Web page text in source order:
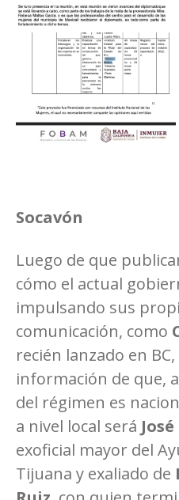
Socavón
Luego de que
cómo el actual
impulsando sus
comunicación, como
recién lanzado en
información de que,
del régimen es
a nivel local será
exoficial mayor del
Tijuana y exaliado de